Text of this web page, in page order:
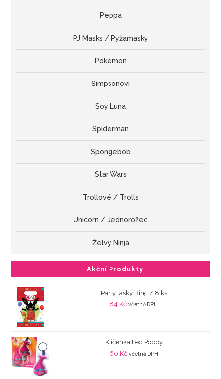
Peppa
PJ Masks / Pyžamasky
Pokémon
Simpsonovi
Soy Luna
Spiderman
Spongebob
Star Wars
Trollové / Trolls
Unicorn / Jednorožec
Želvy Ninja
Akční Produkty
Party tašky Bing / 8 ks
84 Kč včetně DPH
Klíčenka Led Poppy
60 Kč včetně DPH